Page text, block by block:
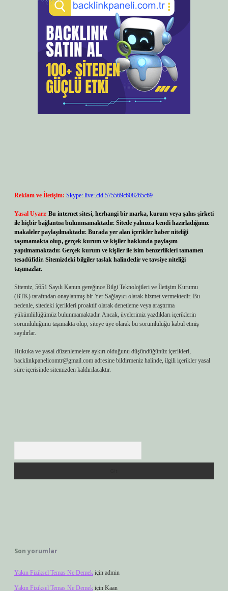
Reklam ve İletişim: Skype: live:.cid.575569c608265c69
Yasal Uyarı: Bu internet sitesi, herhangi bir marka, kurum veya şahıs şirketi
ile hiçbir bağlantısı bulunmamaktadır. Sitede yalnızca kendi hazırladığımız
makaleler paylaşılmaktadır. Burada yer alan içerikler haber niteliği
taşımamakta olup, gerçek kurum ve kişiler hakkında paylaşım
yapılmamaktadır. Gerçek kurum ve kişiler ile isim benzerlikleri tamamen
tesadüfidir. Sitemizdeki bilgiler taslak halindedir ve tavsiye niteliği
taşımazlar.
Sitemiz, 5651 Sayılı Kanun gereğince Bilgi Teknolojileri ve İletişim Kurumu
(BTK) tarafından onaylanmış bir Yer Sağlayıcı olarak hizmet vermektedir. Bu
nedenle, sitedeki içerikleri proaktif olarak denetleme veya araştırma
yükümlülüğümüz bulunmamaktadır. Ancak, üyelerimiz yazdıkları içeriklerin
sorumluluğunu taşımakta olup, siteye üye olarak bu sorumluluğu kabul etmiş
sayılırlar.
Hukuka ve yasal düzenlemelere aykırı olduğunu düşündüğünüz içerikleri,
backlinkpanelicomtr@gmail.com adresine bildirmeniz halinde, ilgili içerikler yasal
süre içerisinde sitemizden kaldırılacaktır.
Son yorumlar
Yakın Fiziksel Temas Ne Demek için admin
Yakın Fiziksel Temas Ne Demek için Kaan